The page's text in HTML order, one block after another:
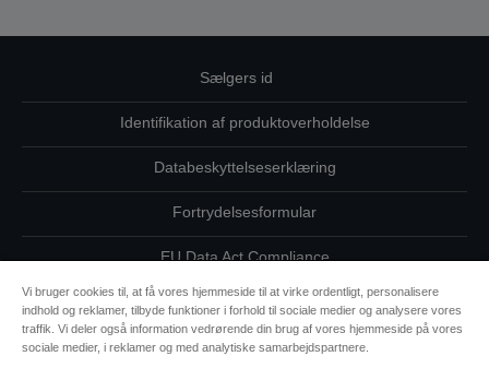
Sælgers id
Identifikation af produktoverholdelse
Databeskyttelseserklæring
Fortrydelsesformular
EU Data Act Compliance
Kontakt os vedrørende dine data
Oplysninger om cookies
Vi bruger cookies til, at få vores hjemmeside til at virke ordentligt, personalisere
indhold og reklamer, tilbyde funktioner i forhold til sociale medier og analysere vores
traffik. Vi deler også information vedrørende din brug af vores hjemmeside på vores
sociale medier, i reklamer og med analytiske samarbejdspartnere.